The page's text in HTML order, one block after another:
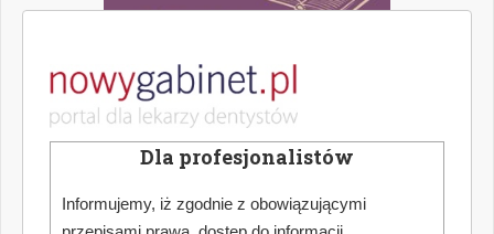
Dla profesjonalistów
Informujemy, iż zgodnie z obowiązującymi